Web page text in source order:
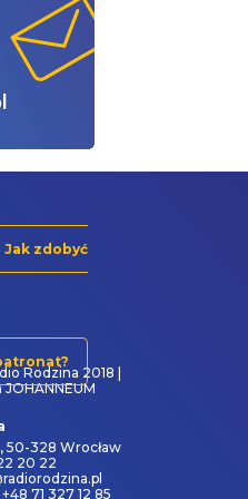
Jak zdobyć
Rodzina 2018 |
50-328 Wrocław
20 22
71 327 12 85